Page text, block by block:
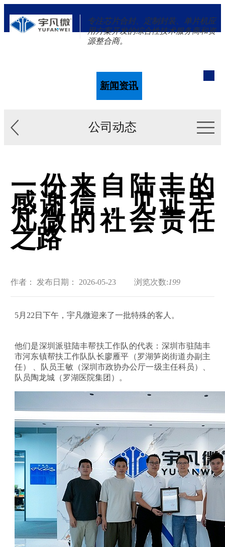
专注芯片合封、定制封装、单片机应
用方案开发的综合性技术服务商和资
源整合商。
新闻资讯
公司动态
一份来自陆丰的
感谢信，见证宇
凡微的社会责任
之路
作者： 发布日期： 2026-05-23 浏览次数:199
5月22日下午，宇凡微迎来了一批特殊的客人。
他们是深圳派驻陆丰帮扶工作队的代表：深圳市驻陆丰
市河东镇帮扶工作队队长廖雁平（罗湖笋岗街道办副主
任）
、队员王敏（深圳市政协办公厅一级主任科员）
队员陶龙城（罗湖医院集团）。